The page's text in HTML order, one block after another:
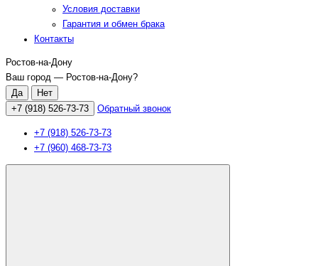
Условия доставки
Гарантия и обмен брака
Контакты
Ростов-на-Дону
Ваш город — Ростов-на-Дону?
+7 (918) 526-73-73 Обратный звонок
+7 (918) 526-73-73
+7 (960) 468-73-73